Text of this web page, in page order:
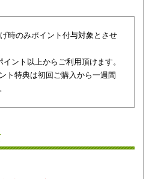
時のみポイント付与対象とさせ
イント以上からご利用頂けます。
ト特典は初回ご購入から一週間